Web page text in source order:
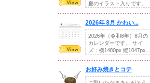
夏のイラスト入りです。
2026年 8月 かわい...
2026年（令和8年）8月の
カレンダーです。 サイ
ズ：横1480px 縦1047px...
お好み焼きとコテ